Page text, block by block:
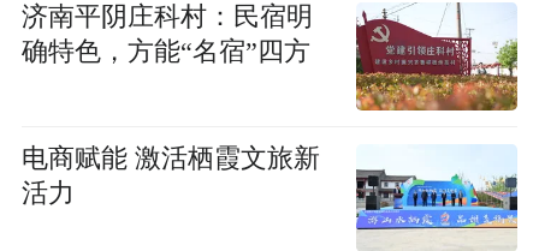
济南平阴庄科村：民宿明
确特色，方能“名宿”四方
电商赋能 激活栖霞文旅新
活力